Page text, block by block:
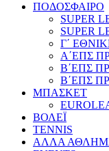
ΠΟΔΟΣΦΑΙΡΟ
SUPER
SUPER
Γ΄
Α΄ΕΠΣ
Β΄ΕΠΣ
Β΄ΕΠΣ
ΜΠΑΣΚΕΤ
ΒΟΛΕΪ
TENNIS
ΑΛΛΑ